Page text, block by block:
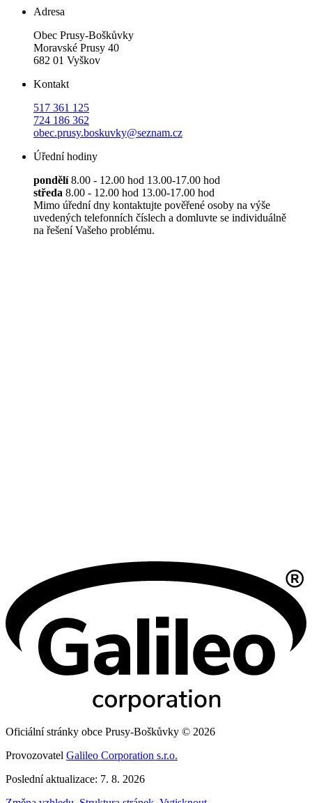
Adresa
Obec Prusy-Boškůvky
Moravské Prusy 40
682 01 Vyškov
Kontakt
517 361 125
724 186 362
obec.prusy.boskuvky@seznam.cz
Úřední hodiny
pondělí8.00 - 12.00 hod 13.00-17.00 hod
středa 8.00 - 12.00 hod 13.00-17.00 hod
Mimo úřední dny kontaktujte pověřené osoby na výše
uvedených telefonních číslech a domluvte se individuálně
na řešení Vašeho problému.
Oficiální stránky obce Prusy-Boškůvky © 2026
Provozovatel Galileo Corporation s.r.o.
Poslední aktualizace: 7. 8. 2026